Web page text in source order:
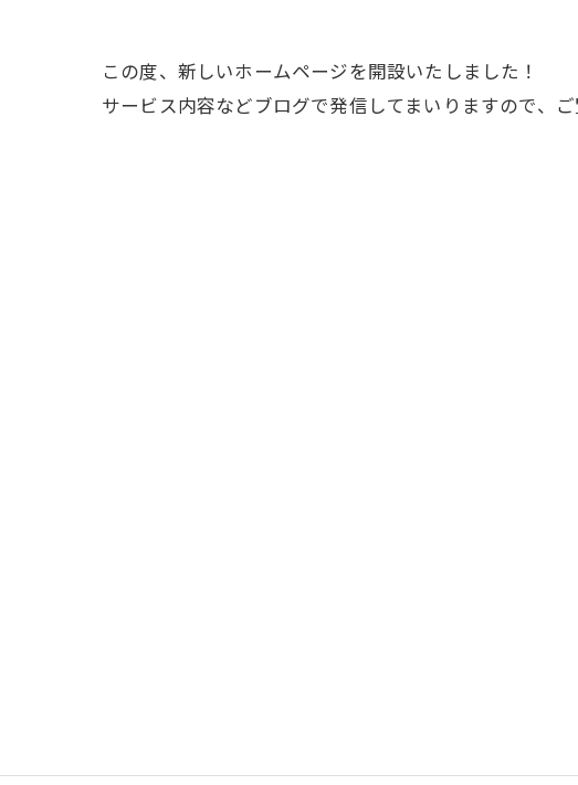
この度、新しいホームページを開設いたしました！
サービス内容などブログで発信してまいりますので、ご